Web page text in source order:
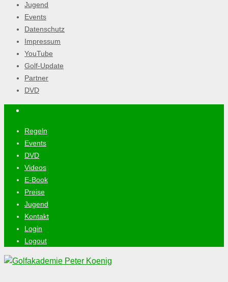
Jugend
Events
Datenschutz
Impressum
YouTube
Golf-Update
Partner
DVD
Regeln
Events
DVD
Videos
E-Book
Preise
Jugend
Kontakt
Login
Logout